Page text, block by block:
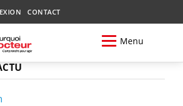
CONTACT
Menu